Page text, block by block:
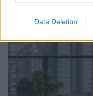
Data Deletion